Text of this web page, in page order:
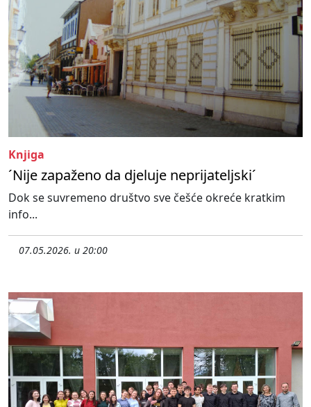
Knjiga
´Nije zapaženo da djeluje neprijateljski´
Dok se suvremeno društvo sve češće okreće kratkim
info...
07.05.2026. u 20:00